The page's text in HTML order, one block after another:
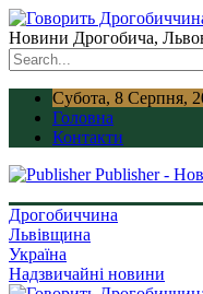
Новини Дрогобича,
Субота, 8 Серпня,
Головна
Контакти
Publisher -
Дрогобиччина
Львівщина
Україна
Надзвичайні новини